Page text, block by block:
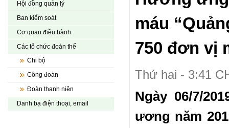
Hội đồng quản lý
Ban kiểm soát
Cơ quan điều hành
Các tổ chức đoàn thể
Chi bộ
Công đoàn
Đoàn thanh niên
Danh bạ điện thoại, email
máu
750 đơn vị
Thứ hai - 3:41
Ngày 06/7/
ương năm